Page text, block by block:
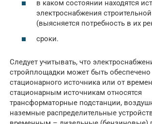
в каком состоянии находятся
электроснабжения
(выясняется потребность в их
сроки.
Следует учитывать, что
стройплощадки может быть обеспечено
стационарного источника или от
стационарным источникам относятся
трансформаторные подстанции,
наземные распределительные